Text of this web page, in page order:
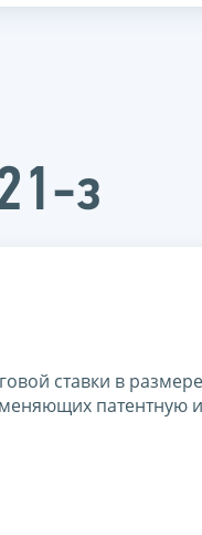
з
ставки в
патентную